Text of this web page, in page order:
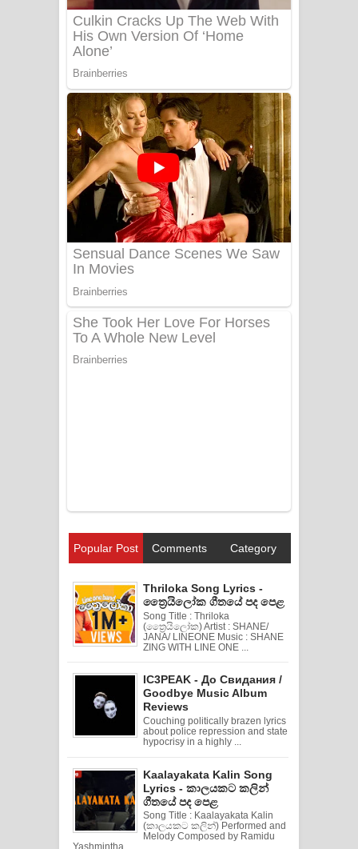
Popular Post Comments Category
Thriloka Song Lyrics -
ත්‍රෛයිලෝක ගීතයේ පද පෙළ
Song Title : Thriloka
(ත්‍රෛයිලෝක) Artist : SHANE/
JANA/ LINEONE Music : SHANE
ZING WITH LINE ONE ...
IC3PEAK - До Свидания /
Goodbye Music Album
Reviews
Couching politically brazen lyrics
about police repression and state
hypocrisy in a highly ...
Kaalayakata Kalin Song
Lyrics - කාලයකට කලින්
ගීතයේ පද පෙළ
Song Title : Kaalayakata Kalin
(කාලයකට කලින්) Performed and
Melody Composed by Ramidu
Yashmintha ...